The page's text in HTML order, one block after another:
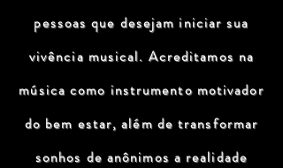
pessoas que desejam iniciar sua
vivência musical. Acreditamos na
música como instrumento motivador
do bem estar, além de transformar
sonhos de anônimos a realidade